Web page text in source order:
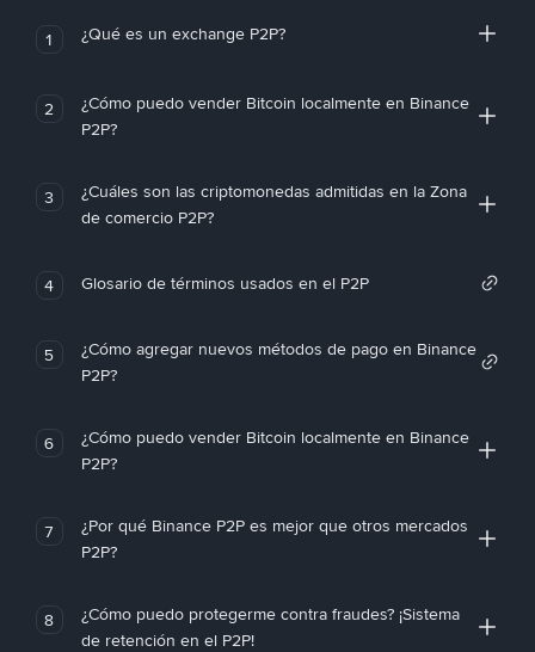
1 ¿Qué es un exchange P2P?
2
¿Cómo puedo vender Bitcoin localmente en Binance
P2P?
3
¿Cuáles son las criptomonedas admitidas en la Zona
de comercio P2P?
4 Glosario de términos usados en el P2P
5
¿Cómo agregar nuevos métodos de pago en Binance
P2P?
6
¿Cómo puedo vender Bitcoin localmente en Binance
P2P?
7
¿Por qué Binance P2P es mejor que otros mercados
P2P?
8
¿Cómo puedo protegerme contra fraudes? ¡Sistema
de retención en el P2P!